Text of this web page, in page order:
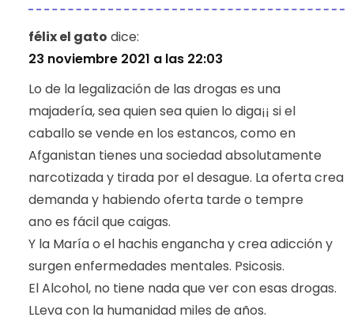
félix el gato dice:
23 noviembre 2021 a las 22:03
Lo de la legalización de las drogas es una
majadería, sea quien sea quien lo diga¡¡ si el
caballo se vende en los estancos, como en
Afganistan tienes una sociedad absolutamente
narcotizada y tirada por el desague. La oferta crea
demanda y habiendo oferta tarde o tempre
ano es fácil que caigas.
Y la María o el hachis engancha y crea adicción y
surgen enfermedades mentales. Psicosis.
El Alcohol, no tiene nada que ver con esas drogas.
LLeva con la humanidad miles de años.